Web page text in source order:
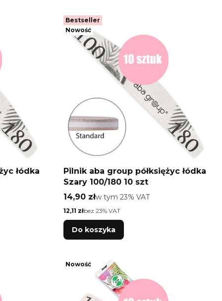
łódka
Bestseller
Nowość
Pilnik aba group półksiężyc łódka
Szary 100/180 10 szt
Cena brutto
14,90 złw tym %s VAT
w tym 23% VAT
Cena netto
12,11 złbez 23% VAT
Do koszyka
Nowość